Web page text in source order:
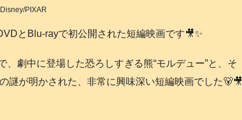
PIXAR
とBlu-rayで初公開された短編映画です🎥✨️
劇中に登場した恐ろしすぎる熊“モルデュー”と、そ
謎が明かされた、非常に興味深い短編映画でした🐻🎥